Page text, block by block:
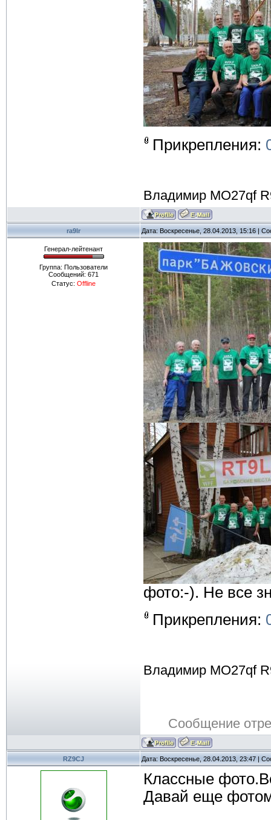
Прикрепления:
Владимир MO27qf
ra9lr Дата: Воскресенье, 28.04.2013, 15:16 |
Генерал-лейтенант
Группа: Пользователи
Сообщений: 671
Статус: Offline
фото:-). Не все
Прикрепления:
Владимир MO27qf
Сообщение
RZ9CJ Дата: Воскресенье, 28.04.2013, 23:47 |
Классные
Давай еще